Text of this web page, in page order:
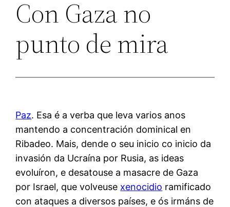
Con Gaza no
punto de mira
Paz. Esa é a verba que leva varios anos
mantendo a concentración dominical en
Ribadeo. Mais, dende o seu inicio co inicio da
invasión da Ucraína por Rusia, as ideas
evoluíron, e desatouse a masacre de Gaza
por Israel, que volveuse xenocidio ramificado
con ataques a diversos países, e ós irmáns de